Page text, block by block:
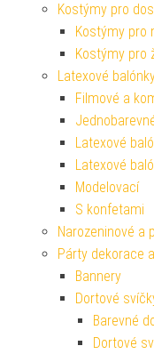
Kostýmy pro
Kostýmy pro
Kostýmy pro
Latexové
Filmové a
Latexové
Latexové
Modelovací
S konfetami
Narozeninové a
Párty dekorace
Bannery
Dortové
Barevné
Dortové